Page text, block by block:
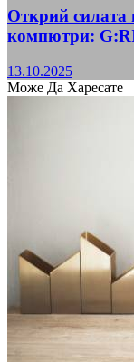
Открий силата
компютри:
13.10.2025
Може Да Харесате